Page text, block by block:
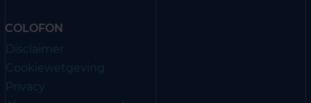
COLOFON
Disclaimer
Cookiewetgeving
Privacy